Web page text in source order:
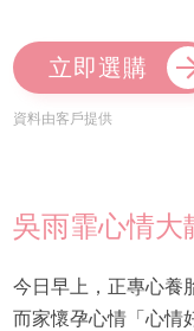
立即選購
資料由客戶提供
吳雨霏心情大
今日早上，正專心養
而家懷孕心情「心